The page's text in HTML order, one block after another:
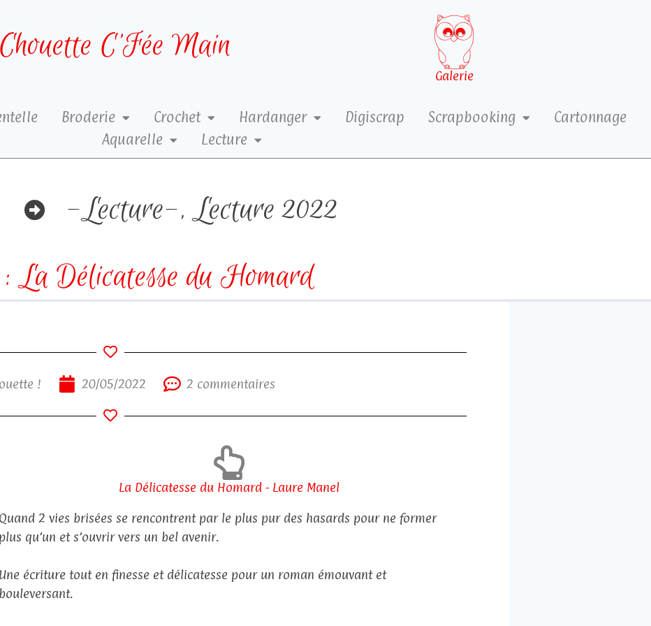
Chouette C’Fée Main
Galerie
Broderie Crochet Hardanger Digiscrap Scrapbooking
Cartonnage
Aquarelle
Lecture
-Lecture-,Lecture 2022
Délicatesse du Homard
! 20/05/2022 2 commentaires
La Délicatesse du Homard - Laure Manel
Quand 2 vies brisées se rencontrent par le plus pur des hasards pour ne former
plus qu’un et s’ouvrir vers un bel avenir.
Une écriture tout en finesse et délicatesse pour un roman émouvant et
bouleversant.